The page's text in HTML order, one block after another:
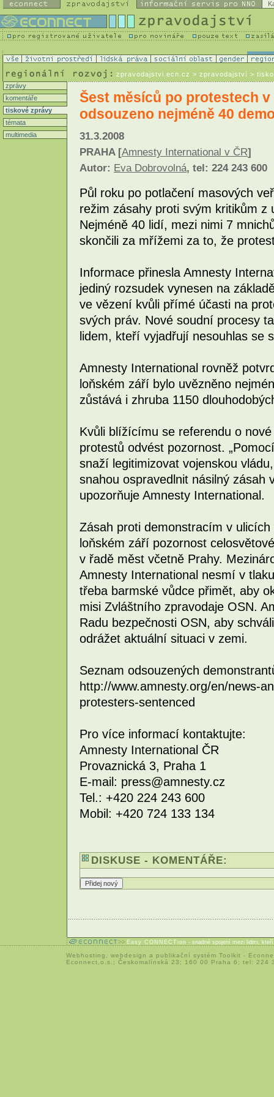
zpravodajstvi.ecn.cz > zpravodajství >
zprávy
komentáře
tiskové zprávy
témata
multimedia
Šest měsíců po protestech
odsouzeno nejméně 40
31.3.2008
PRAHA [Amnesty International v ČR]
Autor: Eva Dobrovolná, tel: 224 243 600
Půl roku po potlačení masových
režim zásahy proti svým kritikům
Nejméně 40 lidí, mezi nimi 7
skončili za mřížemi za to, že
Informace přinesla Amnesty
jediný rozsudek vynesen na
ve vězení kvůli přímé účasti na
svých práv. Nové soudní procesy
lidem, kteří vyjadřují nesouhlas se
Amnesty International rovněž
loňském září bylo uvězněno
zůstává i zhruba 1150
Kvůli blížícímu se referendu o
protestů odvést pozornost.
snaží legitimizovat vojenskou
snahou ospravedlnit násilný zásah
upozorňuje Amnesty International.
Zásah proti demonstracím v
loňském září pozornost
v řadě měst včetně Prahy.
Amnesty International nesmí v
třeba barmské vůdce přimět, aby
misi Zvláštního zpravodaje OSN.
Radu bezpečnosti OSN, aby
odrážet aktuální situaci v zemi.
Seznam odsouzených
http://www.amnesty.org/en/news-
protesters-sentenced
Pro více informací kontaktujte:
Amnesty International ČR
Provaznická 3, Praha 1
E-mail: press@amnesty.cz
Tel.: +420 224 243 600
Mobil: +420 724 133 134
DISKUSE - KOMENTÁŘE:
Easy CONNECTion - snadné spojení mezi lidmi,
Webhosting webdesign a publikační systém Toolkit -
Econnect,o.s.; Českomalínská 23; 160 00 Praha 6; tel: 224